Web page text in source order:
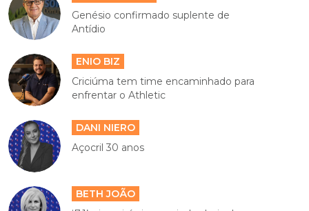
Genésio confirmado suplente de
Antídio
ENIO BIZ
Criciúma tem time encaminhado para
enfrentar o Athletic
DANI NIERO
Açocril 30 anos
BETH JOÃO